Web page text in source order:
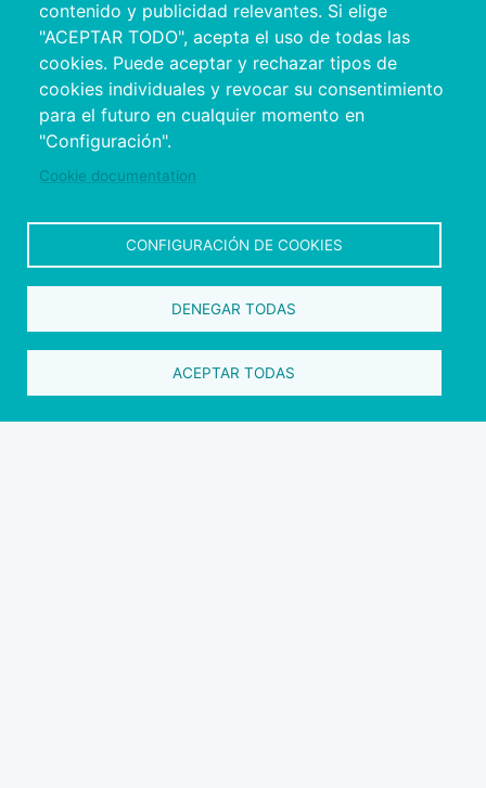
contenido y publicidad relevantes. Si elige
"ACEPTAR TODO", acepta el uso de todas las
cookies. Puede aceptar y rechazar tipos de
cookies individuales y revocar su consentimiento
para el futuro en cualquier momento en
"Configuración".
Cookie documentation
CONFIGURACIÓN DE COOKIES
DENEGAR TODAS
ACEPTAR TODAS
Información de interés
Como chegar a Rías Baixas
Números de telefone importantes
Contato